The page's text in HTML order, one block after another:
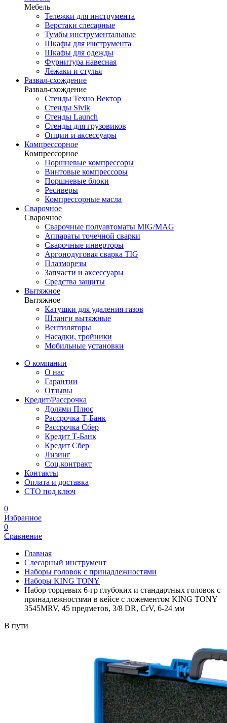
Мебель
Тележки для инструмента
Верстаки слесарные
Тумбы инструментальные
Шкафы для инструмента
Шкафы для одежды
Фурнитура навесная
Лежаки и стулья
Развал-схождение
Развал-схождение
Стенды Техно Вектор
Стенды Sivik
Стенды Launch
Стенды для грузовиков
Опции и аксессуары
Компрессорное
Компрессорное
Поршневые компрессоры
Винтовые компрессоры
Поршневые блоки
Ресиверы
Компрессорные масла
Сварочное
Сварочное
Сварочные полуавтоматы MIG/MAG
Аппараты точечной сварки
Сварочные инверторы
Аргонодуговая сварка TIG
Плазморезы
Запчасти и аксессуары
Средства защиты
Вытяжное
Вытяжное
Катушки для удаления газов
Шланги вытяжные
Вентиляторы
Насадки, тройники
Мобильные установки
О компании
О нас
Гарантии
Отзывы
Кредит/Рассрочка
Долями Плюс
Рассрочка Т-Банк
Рассрочка Сбер
Кредит Т-Банк
Кредит Сбер
Лизинг
Соц.контракт
Контакты
Оплата и доставка
СТО под ключ
0
Избранное
0
Сравнение
Главная
Слесарный инструмент
Наборы головок с принадлежностями
Наборы KING TONY
Набор торцевых 6-гр глубоких и стандартных головок с
принадлежностями в кейсе с ложементом KING TONY
3545MRV, 45 предметов, 3/8 DR, CrV, 6-24 мм
В пути